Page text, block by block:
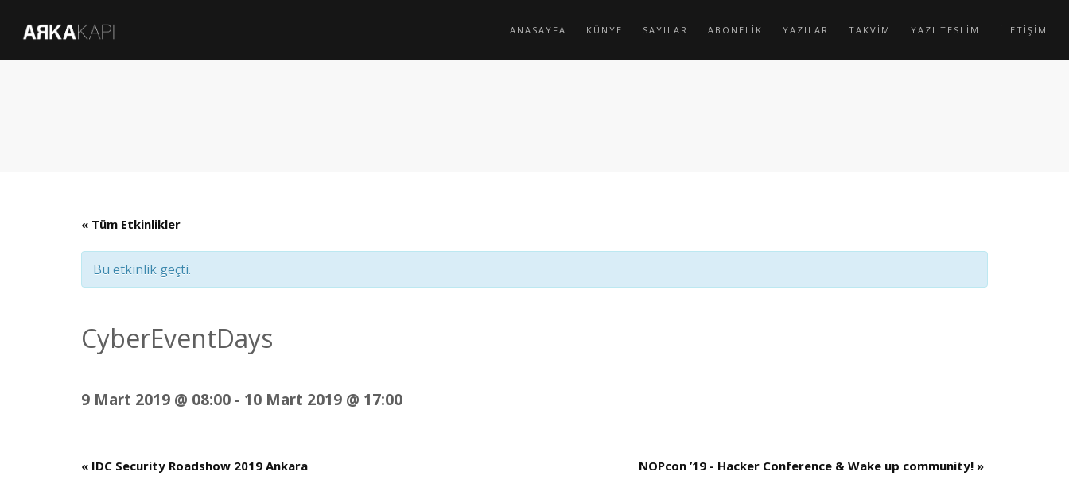
ANASAYFA KÜNYE SAYILAR ABONELİK YAZILAR TAKVİM YAZI TESLİM İLETİŞİM
« Tüm Etkinlikler
Bu etkinlik geçti.
CyberEventDays
9 Mart 2019 @ 08:00 - 10 Mart 2019 @ 17:00
« IDC Security Roadshow 2019 Ankara NOPcon ’19 - Hacker Conference & Wake up community! »